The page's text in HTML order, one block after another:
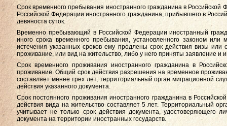
Срок временного пребывания иностранного гражданина в
Российской Федерации иностранного гражданина, прибывшего в
девяноста суток.
Временно пребывающий в Российской Федерации иностранный
иного срока временного пребывания, установленного законом
истечения указанных сроков ему продлены срок действия визы
проживание, или вид на жительство, либо у него приняты заявление
Срок временного проживания иностранного гражданина в
проживание. Общий срок действия разрешения на временное
составляет менее трех лет, территориальный орган миграционной
действия указанного документа.
Срок постоянного проживания иностранного гражданина в
действия вида на жительство составляет 5 лет. Территориальный
учитывает не только срок действия документа, удостоверяющего
документа на территории иностранных государств.